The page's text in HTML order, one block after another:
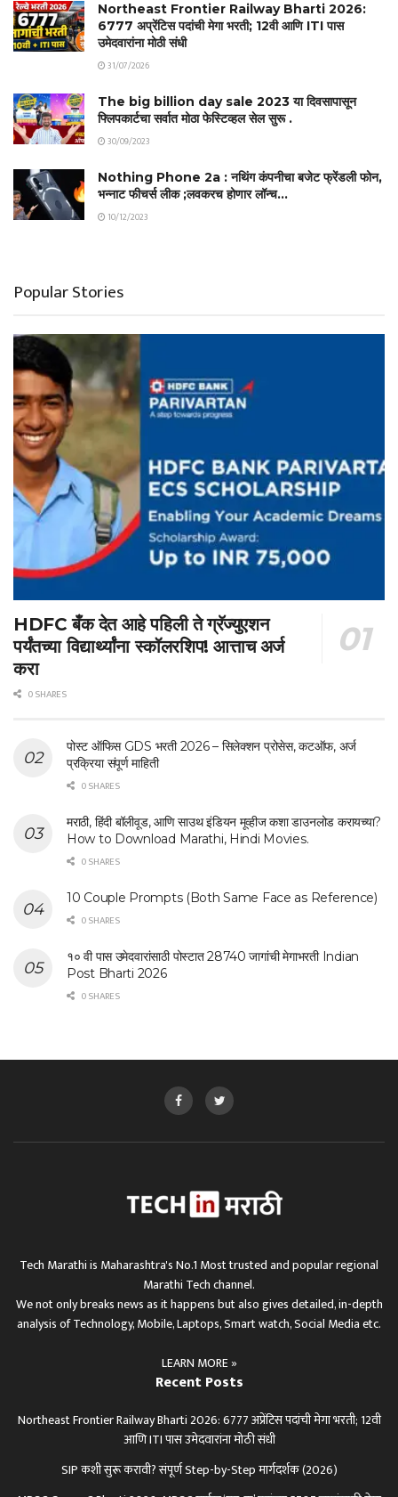
Northeast Frontier Railway Bharti 2026:
6777 अप्रेंटिस पदांची मेगा भरती; 12वी आणि ITI पास
उमेदवारांना मोठी संधी
31/07/2026
The big billion day sale 2023 या दिवसापासून
फ्लिपकार्टचा सर्वात मोठा फेस्टिव्हल सेल सुरू .
30/09/2023
Nothing Phone 2a : नथिंग कंपनीचा बजेट फ्रेंडली फोन,
भन्नाट फीचर्स लीक ;लवकरच होणार लॉन्च…
10/12/2023
Popular Stories
HDFC बँक देत आहे पहिली ते ग्रॅज्युएशन
पर्यंतच्या विद्यार्थ्यांना स्कॉलरशिप! आत्ताच अर्ज
करा
0 SHARES
पोस्ट ऑफिस GDS भरती 2026 – सिलेक्शन प्रोसेस, कटऑफ, अर्ज
प्रक्रिया संपूर्ण माहिती
0 SHARES
मराठी, हिंदी बॉलीवूड, आणि साउथ इंडियन मूव्हीज कशा डाउनलोड करायच्या?
How to Download Marathi, Hindi Movies.
0 SHARES
10 Couple Prompts (Both Same Face as Reference)
0 SHARES
१० वी पास उमेदवारांसाठी पोस्टात 28740 जागांची मेगाभरती Indian
Post Bharti 2026
0 SHARES
Tech Marathi is Maharashtra's No.1 Most trusted and popular regional
Marathi Tech channel.
We not only breaks news as it happens but also gives detailed, in-depth
analysis of Technology, Mobile, Laptops, Smart watch, Social Media etc.
LEARN MORE »
Recent Posts
Northeast Frontier Railway Bharti 2026: 6777 अप्रेंटिस पदांची मेगा भरती; 12वी
आणि ITI पास उमेदवारांना मोठी संधी
SIP कशी सुरू करावी? संपूर्ण Step-by-Step मार्गदर्शक (2026)